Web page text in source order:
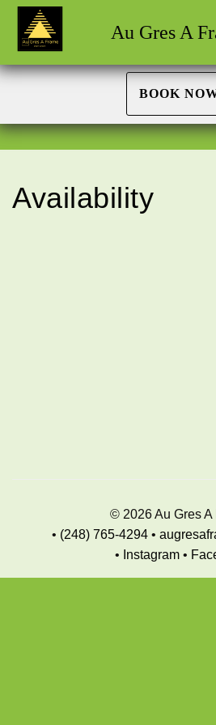
Au Gres A
BOOK
Availability
© 2026 Au Gres A
• (248) 765-4294 •
• Instagram•